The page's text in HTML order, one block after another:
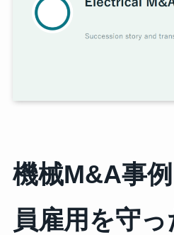
機械M&A事
員雇用を守